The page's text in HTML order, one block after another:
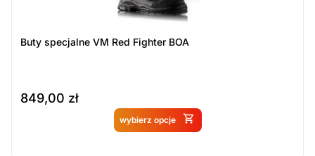
Buty specjalne VM Red Fighter BOA
849,00 zł
wybierz opcje
Produkt dostępny na